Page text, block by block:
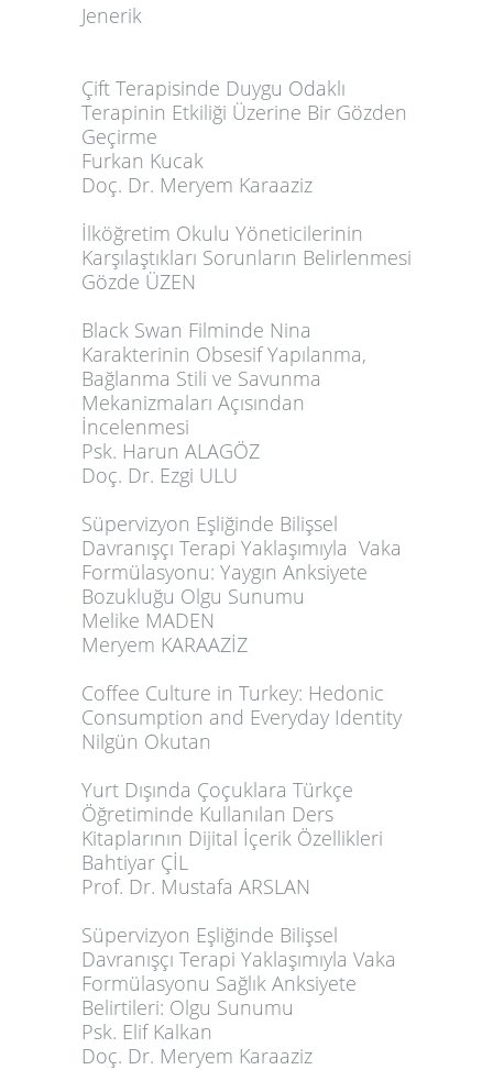
Jenerik
Çift Terapisinde Duygu Odaklı
Terapinin Etkiliği Üzerine Bir Gözden
Geçirme
Furkan Kucak
Doç. Dr. Meryem Karaaziz
İlköğretim Okulu Yöneticilerinin
Karşılaştıkları Sorunların Belirlenmesi
Gözde ÜZEN
Black Swan Filminde Nina
Karakterinin Obsesif Yapılanma,
Bağlanma Stili ve Savunma
Mekanizmaları Açısından
İncelenmesi
Psk. Harun ALAGÖZ
Doç. Dr. Ezgi ULU
Süpervizyon Eşliğinde Bilişsel
Davranışçı Terapi Yaklaşımıyla Vaka
Formülasyonu: Yaygın Anksiyete
Bozukluğu Olgu Sunumu
Melike MADEN
Meryem KARAAZİZ
Coffee Culture in Turkey: Hedonic
Consumption and Everyday Identity
Nilgün Okutan
Yurt Dışında Çoçuklara Türkçe
Öğretiminde Kullanılan Ders
Kitaplarının Dijital İçerik Özellikleri
Bahtiyar ÇİL
Prof. Dr. Mustafa ARSLAN
Süpervizyon Eşliğinde Bilişsel
Davranışçı Terapi Yaklaşımıyla Vaka
Formülasyonu Sağlık Anksiyete
Belirtileri: Olgu Sunumu
Psk. Elif Kalkan
Doç. Dr. Meryem Karaaziz